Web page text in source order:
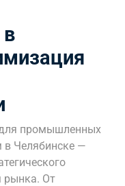
промышленных
в Челябинске —
рынка. От